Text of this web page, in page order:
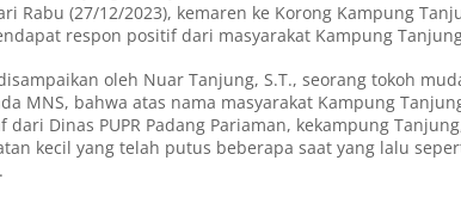
Rabu (27/12/2023), kemaren ke Korong Kampung
respon positif dari masyarakat Kampung
oleh Nuar Tanjung, S.T., seorang tokoh
MNS, bahwa atas nama masyarakat Kampung
dari Dinas PUPR Padang Pariaman, kekampung
kecil yang telah putus beberapa saat yang lalu